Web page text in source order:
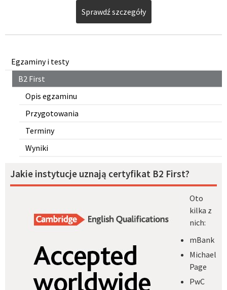
Egzaminy i testy
B2 First
Opis egzaminu
Przygotowania
Terminy
Wyniki
Jakie instytucje uznają certyfikat B2 First?
Oto
kilka z
nich:
mBank
Michael
Page
PwC
Sprawdź szczegóły